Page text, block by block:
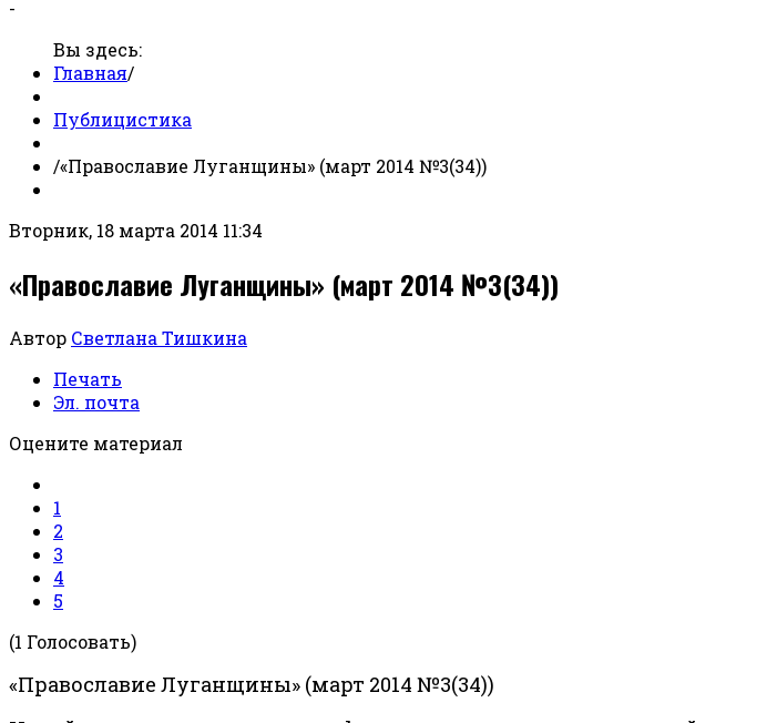
-
Вы здесь:
Главная/
Публицистика
/«Православие Луганщины» (март 2014 №3(34))
Вторник, 18 марта 2014 11:34
«Православие Луганщины» (март 2014 №3(34))
Автор Светлана Тишкина
Печать
Эл. почта
Оцените материал
1
2
3
4
5
(1 Голосовать)
«Православие Луганщины» (март 2014 №3(34))